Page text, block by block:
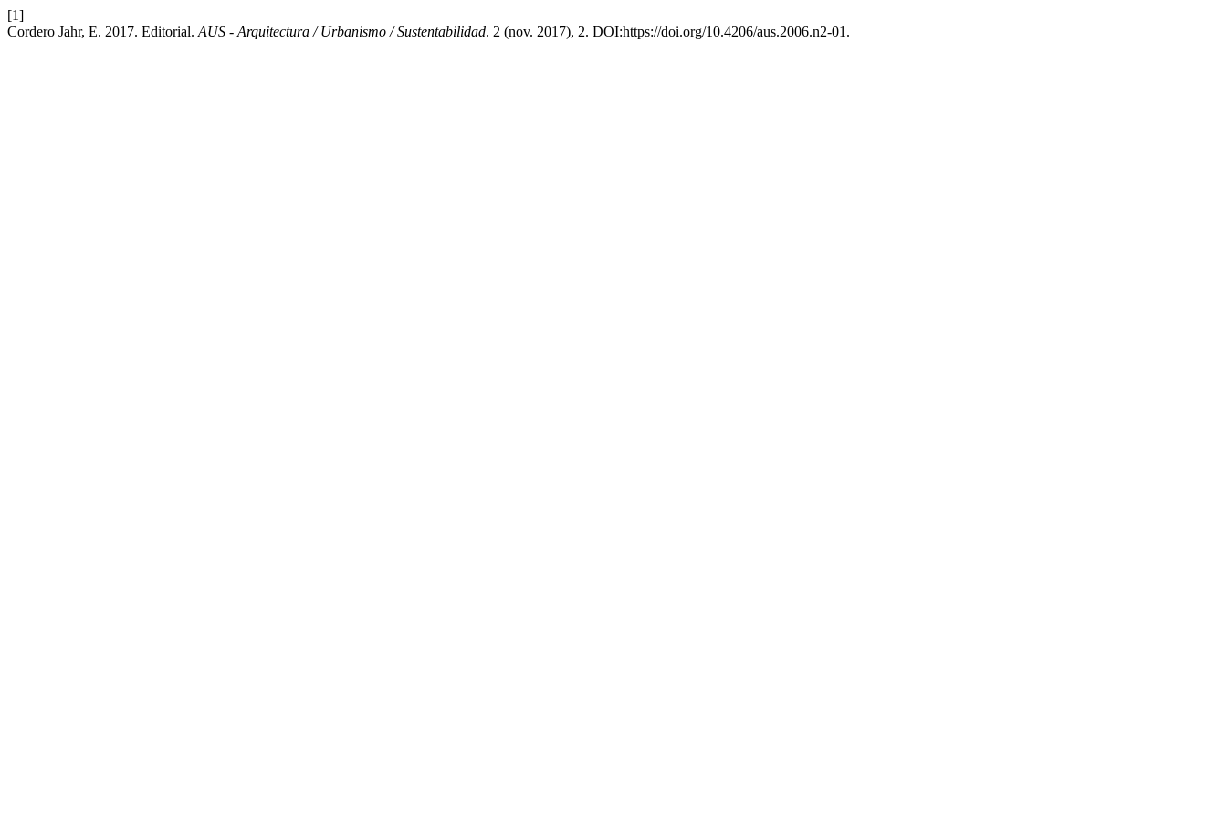
[1]
Cordero Jahr, E. 2017. Editorial. AUS - Arquitectura / Urbanismo / Sustentabilidad. 2 (nov. 2017), 2. DOI:https://doi.org/10.4206/aus.2006.n2-01.